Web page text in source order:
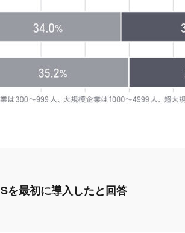
を最初に導入したと回答